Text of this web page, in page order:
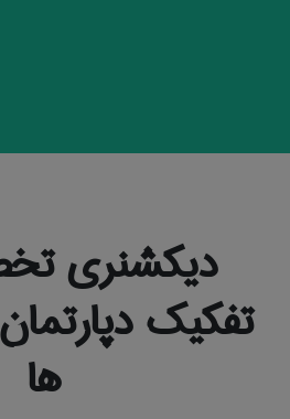
دیکشنری
تفکیک
ها